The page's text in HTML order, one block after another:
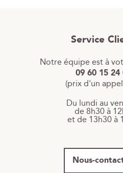
Service
Notre équipe est à
09 60 15 24
(prix d'un
Du lundi au
de 8h30 à
et de 13h30 à
Nous-